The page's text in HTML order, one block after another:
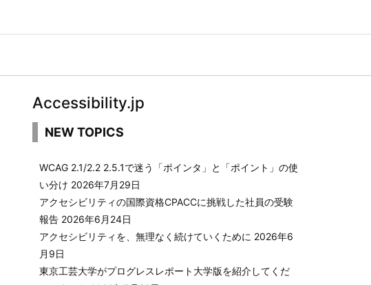
Accessibility.jp
NEW TOPICS
WCAG 2.1/2.2 2.5.1で迷う「ポインタ」と「ポイント」の使
い分け 2026年7月29日
アクセシビリティの国際資格CPACCに挑戦した社員の受験
報告 2026年6月24日
アクセシビリティを、無理なく続けていくために 2026年6
月9日
東京工芸大学がプログレスレポート大学版を紹介してくだ